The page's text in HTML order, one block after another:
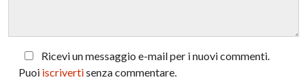
Ricevi un messaggio e-mail per i nuovi commenti.
Puoi iscrivertisenza commentare.